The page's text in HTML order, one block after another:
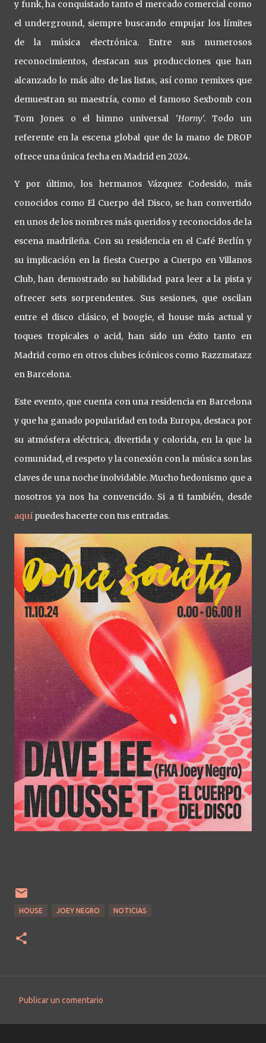
y funk, ha conquistado tanto el mercado comercial como
el underground, siempre buscando empujar los límites
de la música electrónica. Entre sus numerosos
reconocimientos, destacan sus producciones que han
alcanzado lo más alto de las listas, así como remixes que
demuestran su maestría, como el famoso Sexbomb con
Tom Jones o el himno universal 'Horny'. Todo un
referente en la escena global que de la mano de DROP
ofrece una única fecha en Madrid en 2024.
Y por último, los hermanos Vázquez Codesido, más
conocidos como El Cuerpo del Disco, se han convertido
en unos de los nombres más queridos y reconocidos de la
escena madrileña. Con su residencia en el Café Berlín y
su implicación en la fiesta Cuerpo a Cuerpo en Villanos
Club, han demostrado su habilidad para leer a la pista y
ofrecer sets sorprendentes. Sus sesiones, que oscilan
entre el disco clásico, el boogie, el house más actual y
toques tropicales o acid, han sido un éxito tanto en
Madrid como en otros clubes icónicos como Razzmatazz
en Barcelona.
Este evento, que cuenta con una residencia en Barcelona
y que ha ganado popularidad en toda Europa, destaca por
su atmósfera eléctrica, divertida y colorida, en la que la
comunidad, el respeto y la conexión con la música son las
claves de una noche inolvidable. Mucho hedonismo que a
nosotros ya nos ha convencido. Si a ti también, desde
aquí puedes hacerte con tus entradas.
HOUSE JOEY NEGRO NOTICIAS
o
Publicar un comentario